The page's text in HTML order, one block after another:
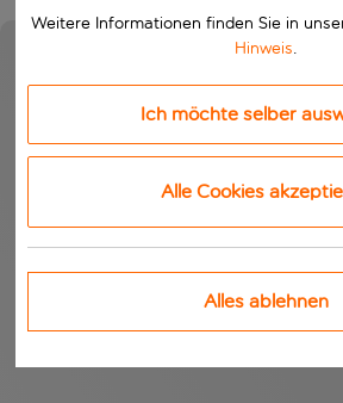
Weitere Informationen finden Sie in
Hinweis.
Ich möchte selber
Alle Cookies
Alles ablehnen